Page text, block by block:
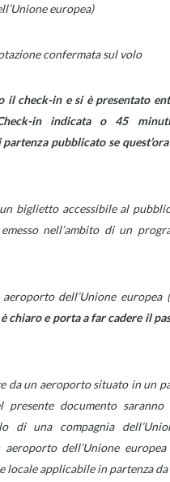
europea)
confermata sul volo
il check-in e si è presentato
in indicata o 45
partenza pubblicato se
biglietto accessibile al
nell’ambito di un
dell’Unione europea
chiaro e porta a far cadere il
da un aeroporto situato in un
documento saranno
di una compagnia
aeroporto dell’Unione
locale applicabile in partenza da